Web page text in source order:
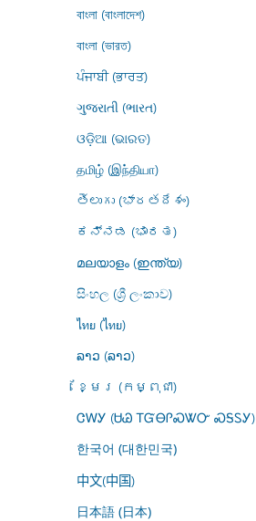
বাংলা (বাংলাদেশ)
বাংলা (ভারত)
ਪੰਜਾਬੀ (ਭਾਰਤ)
ગુજરાતી (ભારત)
ଓଡ଼ିଆ (ଭାରତ)
தமிழ் (இந்தியா)
తెలుగు (భారతదేశం)
ಕನ್ನಡ (ಭಾರತ)
മലയാളം (ഇന്ത്യ)
සිංහල (ශ්‍රී ලංකාව)
ไทย (ไทย)
ລາວ (ລາວ)
ខ្មែរ (កម្ពុជា)
ᏣᎳᎩ (ᏌᏊ ᎢᏳᎾᎵᏍᏔᏅ ᏍᎦᏚᎩ)
한국어 (대한민국)
中文(中国)
日本語 (日本)